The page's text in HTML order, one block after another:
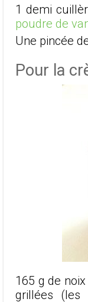
1 demi
poudre de
Une pincée
Pour la
165 g de
grillées